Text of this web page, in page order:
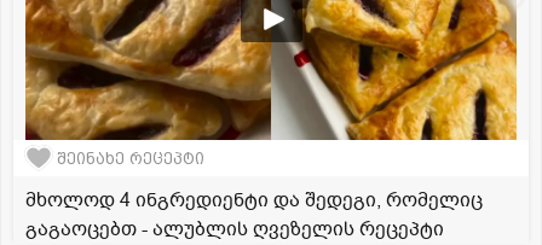
შეინახე რეცეპტი
მხოლოდ 4 ინგრედიენტი და შედეგი, რომელიც
გაგაოცებთ - ალუბლის ღვეზელის რეცეპტი